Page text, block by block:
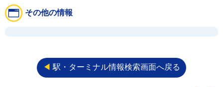
その他の情報
◀︎ 駅・ターミナル情報検索画面へ戻る